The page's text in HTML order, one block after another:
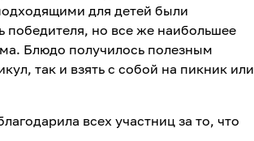
для детей были
но все же наибольшее
Блюдо получилось полезным
так и взять с собой на пикник или
всех участниц за то, что